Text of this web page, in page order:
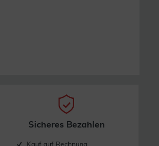
Sicheres Bezahlen
Kauf auf Rechnung